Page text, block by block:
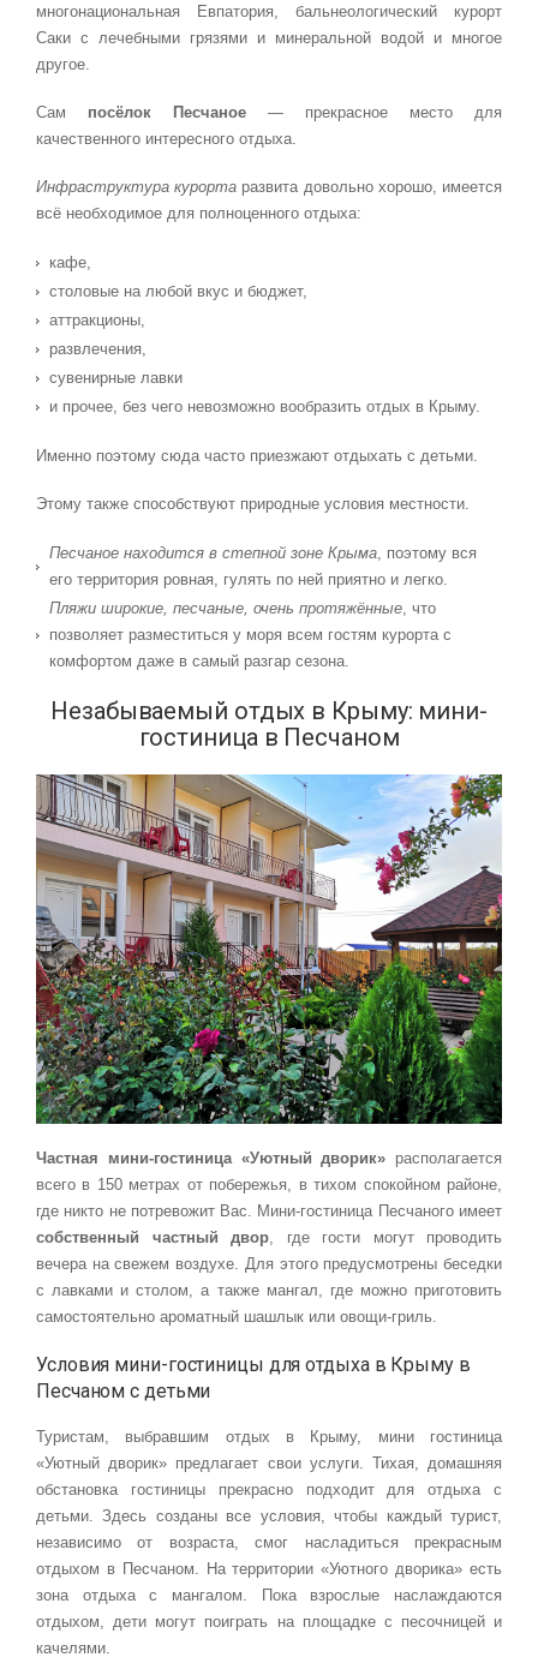
многонациональная Евпатория, бальнеологический курорт
Саки с лечебными грязями и минеральной водой и многое
другое.
Сам посёлок Песчаное — прекрасное место для
качественного интересного отдыха.
Инфраструктура курорта развита довольно хорошо, имеется
всё необходимое для полноценного отдыха:
кафе,
столовые на любой вкус и бюджет,
аттракционы,
развлечения,
сувенирные лавки
и прочее, без чего невозможно вообразить отдых в Крыму.
Именно поэтому сюда часто приезжают отдыхать с детьми.
Этому также способствуют природные условия местности.
Песчаное находится в степной зоне Крыма , поэтому вся
его территория ровная, гулять по ней приятно и легко.
Пляжи широкие, песчаные, очень протяжённые , что
позволяет разместиться у моря всем гостям курорта с
комфортом даже в самый разгар сезона.
Незабываемый отдых в Крыму: мини-
гостиница в Песчаном
Частная мини-гостиница «Уютный дворик» располагается
всего в 150 метрах от побережья, в тихом спокойном районе,
где никто не потревожит Вас. Мини-гостиница Песчаного имеет
собственный частный двор , где гости могут проводить
вечера на свежем воздухе. Для этого предусмотрены беседки
с лавками и столом, а также мангал, где можно приготовить
самостоятельно ароматный шашлык или овощи-гриль.
Условия мини-гостиницы для отдыха в Крыму в
Песчаном с детьми
Туристам, выбравшим отдых в Крыму, мини гостиница
«Уютный дворик» предлагает свои услуги. Тихая, домашняя
обстановка гостиницы прекрасно подходит для отдыха с
детьми. Здесь созданы все условия, чтобы каждый турист,
независимо от возраста, смог насладиться прекрасным
отдыхом в Песчаном. На территории «Уютного дворика» есть
зона отдыха с мангалом. Пока взрослые наслаждаются
отдыхом, дети могут поиграть на площадке с песочницей и
качелями.